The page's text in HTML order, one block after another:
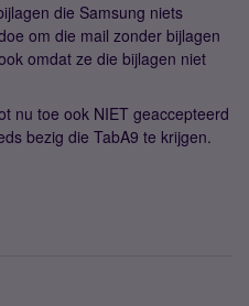
die Samsung niets
om die mail zonder bijlagen
omdat ze die bijlagen niet
nu toe ook NIET geaccepteerd
bezig die TabA9 te krijgen.